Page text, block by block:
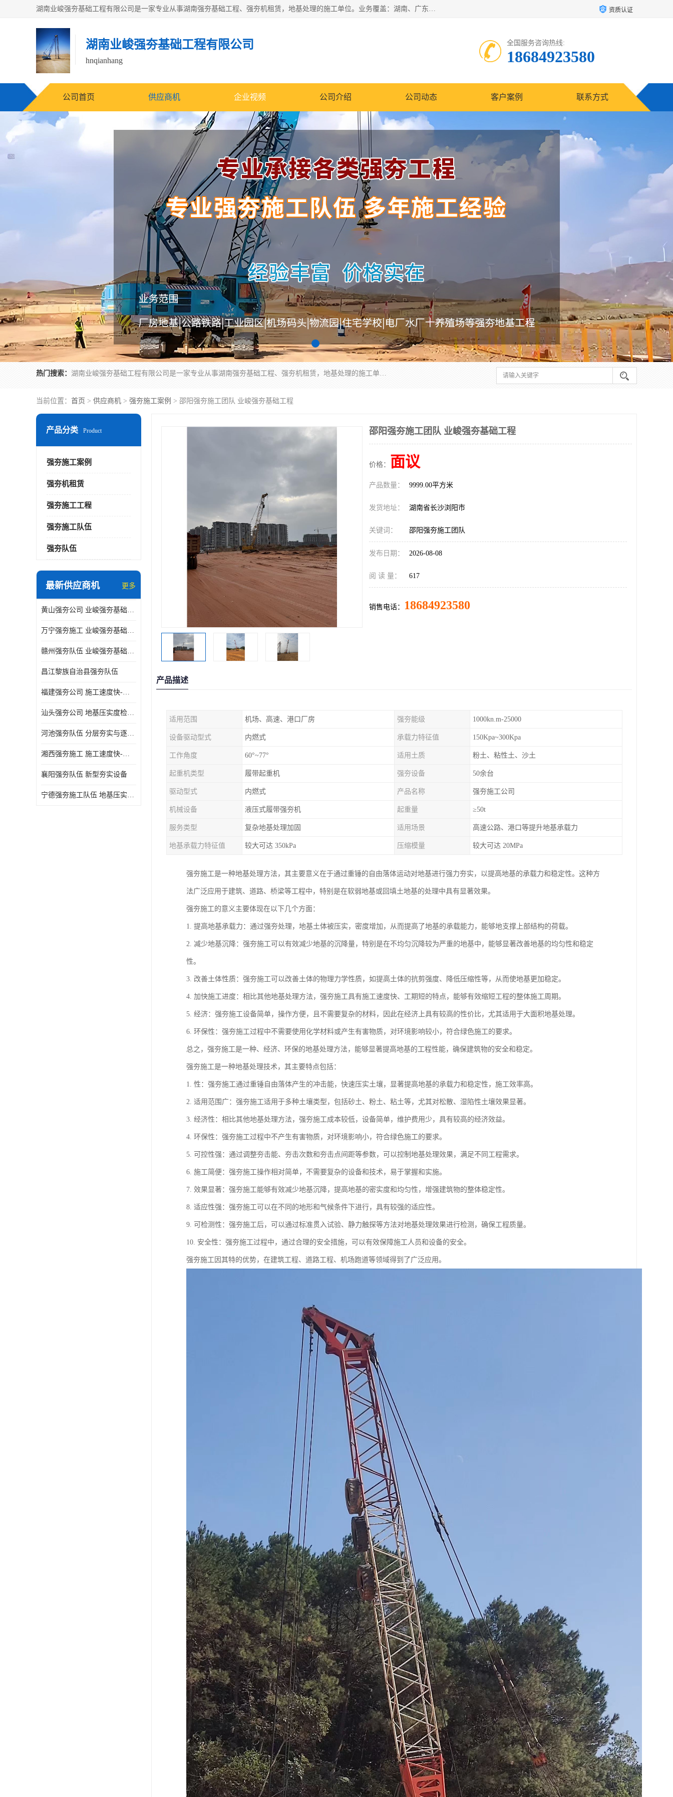
湖南业峻强夯基础工程有限公司是一家专业从事湖南强夯基础工程、强夯机租赁，地基处理的施工单位。业务覆盖：湖南、广东，江西等地。可承接1000KN.m-25000KN.m强夯（置换）工程。公司创始人是国内较早期从事强夯施工的建设者，经过多年的一步一个脚印的发展，在行业内具有较高的度和良好的口碑。 资质认证
湖南业峻强夯基础工程有限公司
hnqianhang
全国服务咨询热线:
18684923580
公司首页 供应商机 企业视频 公司介绍 公司动态 客户案例 联系方式
热门搜索： 湖南业峻强夯基础工程有限公司是一家专业从事湖南强夯基础工程、强夯机租赁，地基处理的施工单位。业务覆盖：湖南、广东，江西等地。可承接1000KN.m-25000KN.m强夯（置换）工程。公司创始人是国内较早期从事强夯施工的建设者，经过多年的一步一个脚印的发展，在行业内具有较高的度和良好的口碑。
当前位置： 首页 > 供应商机 > 强夯施工案例 > 邵阳强夯施工团队 业峻强夯基础工程
产品分类 Product
强夯施工案例
强夯机租赁
强夯施工工程
强夯施工队伍
强夯队伍
最新供应商机 更多
黄山强夯公司 业峻强夯基础工程
万宁强夯施工 业峻强夯基础工程
赣州强夯队伍 业峻强夯基础工程
昌江黎族自治县强夯队伍
福建强夯公司 施工速度快-施耐用性强
汕头强夯公司 地基压实度检测方法与标准
河池强夯队伍 分层夯实与逐层检测技术
湘西强夯施工 施工速度快-施耐用性强
襄阳强夯队伍 新型夯实设备
宁德强夯施工队伍 地基压实度检测方法与标准
邵阳强夯施工团队 业峻强夯基础工程
价格： 面议
产品数量： 9999.00平方米
发货地址： 湖南省长沙浏阳市
关键词： 邵阳强夯施工团队
发布日期： 2026-08-08
阅 读 量： 617
销售电话： 18684923580
产品描述
适用范围 机场、高速、港口厂房 强夯能级 1000kn.m-25000
设备驱动型式 内燃式 承载力特征值 150Kpa~300Kpa
工作角度 60°~77° 适用土质 粉土、粘性土、沙土
起重机类型 履带起重机 强夯设备 50余台
驱动型式 内燃式 产品名称 强夯施工公司
机械设备 液压式履带强夯机 起重量 ≥50t
服务类型 复杂地基处理加固 适用场景 高速公路、港口等提升地基承载力
地基承载力特征值 较大可达 350kPa 压缩模量 较大可达 20MPa
强夯施工是一种地基处理方法，其主要意义在于通过重锤的自由落体运动对地基进行强力夯实，以提高地基的承载力和稳定性。这种方
法广泛应用于建筑、道路、桥梁等工程中，特别是在软弱地基或回填土地基的处理中具有显著效果。
强夯施工的意义主要体现在以下几个方面：
1. 提高地基承载力：通过强夯处理，地基土体被压实，密度增加，从而提高了地基的承载能力，能够地支撑上部结构的荷载。
2. 减少地基沉降：强夯施工可以有效减少地基的沉降量，特别是在不均匀沉降较为严重的地基中，能够显著改善地基的均匀性和稳定
性。
3. 改善土体性质：强夯施工可以改善土体的物理力学性质，如提高土体的抗剪强度、降低压缩性等，从而使地基更加稳定。
4. 加快施工进度：相比其他地基处理方法，强夯施工具有施工速度快、工期短的特点，能够有效缩短工程的整体施工周期。
5. 经济：强夯施工设备简单，操作方便，且不需要复杂的材料，因此在经济上具有较高的性价比，尤其适用于大面积地基处理。
6. 环保性：强夯施工过程中不需要使用化学材料或产生有害物质，对环境影响较小，符合绿色施工的要求。
总之，强夯施工是一种、经济、环保的地基处理方法，能够显著提高地基的工程性能，确保建筑物的安全和稳定。
强夯施工是一种地基处理技术，其主要特点包括：
1. 性：强夯施工通过重锤自由落体产生的冲击能，快速压实土壤，显著提高地基的承载力和稳定性，施工效率高。
2. 适用范围广：强夯施工适用于多种土壤类型，包括砂土、粉土、粘土等，尤其对松散、湿陷性土壤效果显著。
3. 经济性：相比其他地基处理方法，强夯施工成本较低，设备简单，维护费用少，具有较高的经济效益。
4. 环保性：强夯施工过程中不产生有害物质，对环境影响小，符合绿色施工的要求。
5. 可控性强：通过调整夯击能、夯击次数和夯击点间距等参数，可以控制地基处理效果，满足不同工程需求。
6. 施工简便：强夯施工操作相对简单，不需要复杂的设备和技术，易于掌握和实施。
7. 效果显著：强夯施工能够有效减少地基沉降，提高地基的密实度和均匀性，增强建筑物的整体稳定性。
8. 适应性强：强夯施工可以在不同的地形和气候条件下进行，具有较强的适应性。
9. 可检测性：强夯施工后，可以通过标准贯入试验、静力触探等方法对地基处理效果进行检测，确保工程质量。
10. 安全性：强夯施工过程中，通过合理的安全措施，可以有效保障施工人员和设备的安全。
强夯施工因其特的优势，在建筑工程、道路工程、机场跑道等领域得到了广泛应用。